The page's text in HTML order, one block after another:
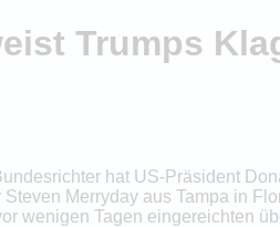
Trumps
hat US-Präsident
Merryday aus Tampa in
wenigen Tagen eingereichten